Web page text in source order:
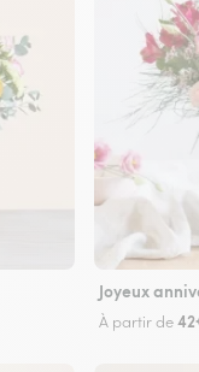
Joyeux
À partir de